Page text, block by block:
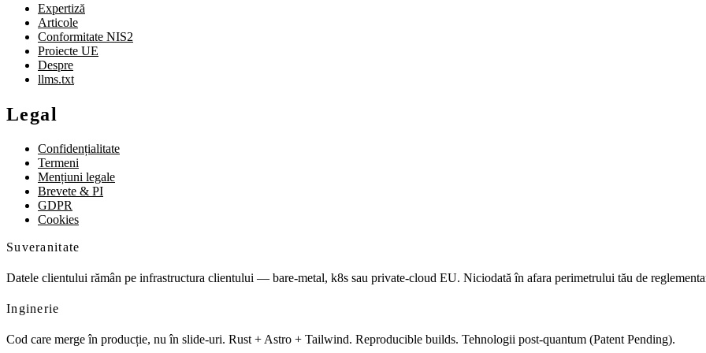
Expertiză
Articole
Conformitate NIS2
Proiecte UE
Despre
llms.txt
Legal
Confidențialitate
Termeni
Mențiuni legale
Brevete & PI
GDPR
Cookies
Suveranitate
Datele clientului rămân pe infrastructura clientului — bare-metal, k8s sau private-cloud EU. Niciodată în afara perimetrului tău de
Inginerie
Cod care merge în producție, nu în slide-uri. Rust + Astro + Tailwind. Reproducible builds. Tehnologii post-quantum (Patent Pending).